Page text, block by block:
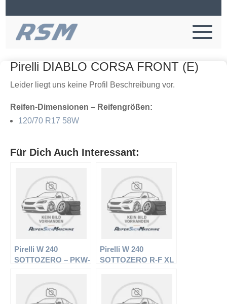
Pirelli DIABLO CORSA FRONT (E)
Leider liegt uns keine Profil Beschreibung vor.
Reifen-Dimensionen – Reifengrößen:
120/70 R17 58W
Für Dich Auch Interessant:
Pirelli W 240
SOTTOZERO – PKW-
Pirelli W 240
SOTTOZERO R-F XL
Winterreifen